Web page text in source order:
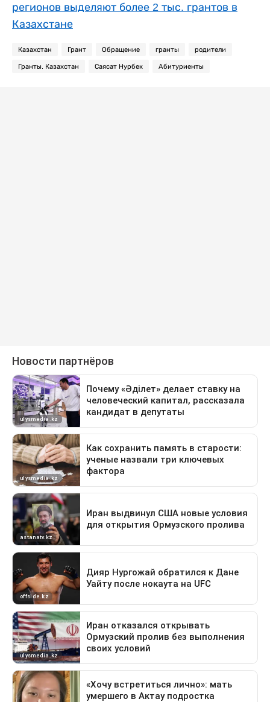
регионов выделяют более 2 тыс. грантов в
Казахстане
Казахстан Грант Обращение гранты родители
Гранты. Казахстан Саясат Нурбек Абитуриенты